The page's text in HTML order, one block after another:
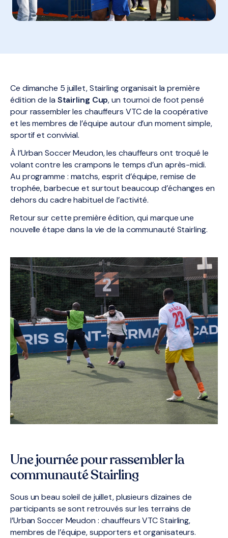
Ce dimanche 5 juillet, Stairling organisait la première
édition de la Stairling Cup, un tournoi de foot pensé
pour rassembler les chauffeurs VTC de la coopérative
et les membres de l’équipe autour d’un moment simple,
sportif et convivial.
À l’Urban Soccer Meudon, les chauffeurs ont troqué le
volant contre les crampons le temps d’un après-midi.
Au programme : matchs, esprit d’équipe, remise de
trophée, barbecue et surtout beaucoup d’échanges en
dehors du cadre habituel de l’activité.
Retour sur cette première édition, qui marque une
nouvelle étape dans la vie de la communauté Stairling.
Une journée pour rassembler la
communauté Stairling
Sous un beau soleil de juillet, plusieurs dizaines de
participants se sont retrouvés sur les terrains de
l’Urban Soccer Meudon : chauffeurs VTC Stairling,
membres de l’équipe, supporters et organisateurs.